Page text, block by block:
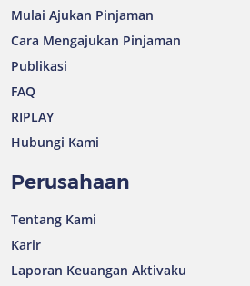
Mulai Ajukan Pinjaman
Cara Mengajukan Pinjaman
Publikasi
FAQ
RIPLAY
Hubungi Kami
Perusahaan
Tentang Kami
Karir
Laporan Keuangan Aktivaku